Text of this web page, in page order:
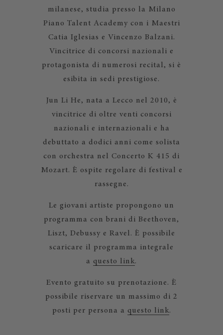
milanese, studia presso la Milano
Piano Talent Academy con i Maestri
Catia Iglesias e Vincenzo Balzani.
Vincitrice di concorsi nazionali e
protagonista di numerosi recital, si è
esibita in sedi prestigiose.
Jun Li He, nata a Lecco nel 2010, è
vincitrice di oltre venti concorsi
nazionali e internazionali e ha
debuttato a dodici anni come solista
con orchestra nel Concerto K 415 di
Mozart. È ospite regolare di festival e
rassegne.
Le giovani artiste propongono un
programma con brani di Beethoven,
Liszt, Debussy e Ravel. È possibile
scaricare il programma integrale
a questo link.
Evento gratuito su prenotazione. È
possibile riservare un massimo di 2
posti per persona a questo link.